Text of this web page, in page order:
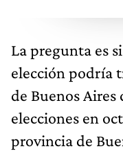
La pregunta es
elección podría
de Buenos Aires
elecciones en
provincia de